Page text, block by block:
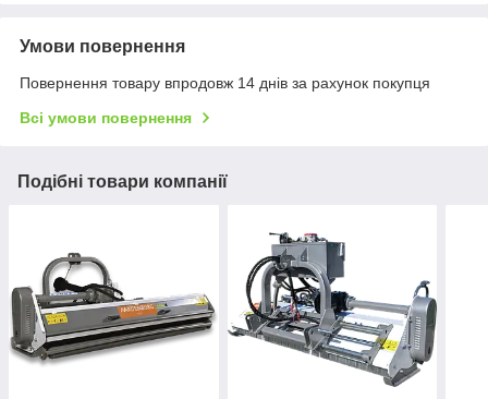
Умови повернення
Повернення товару впродовж 14 днів за рахунок покупця
Всі умови повернення
Подібні товари компанії